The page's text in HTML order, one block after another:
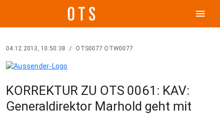
menu
04.12.2013, 10:50:38 / OTS0077 OTW0077
KORREKTUR ZU OTS 0061: KAV:
Generaldirektor Marhold geht mit